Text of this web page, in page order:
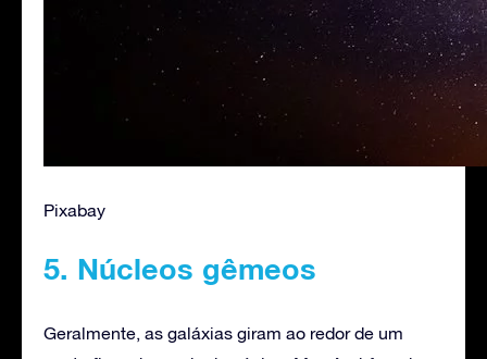
Pixabay
5. Núcleos gêmeos
Geralmente, as galáxias giram ao redor de um